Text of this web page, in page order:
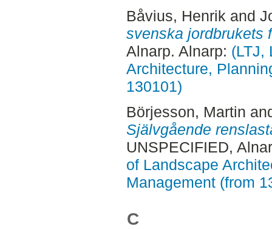
Båvius, Henrik and
svenska jordbrukets
Alnarp. Alnarp: (LTJ,
Architecture,
130101)
Börjesson, Martin
Självgående
UNSPECIFIED,
of Landscape
Management (from
C